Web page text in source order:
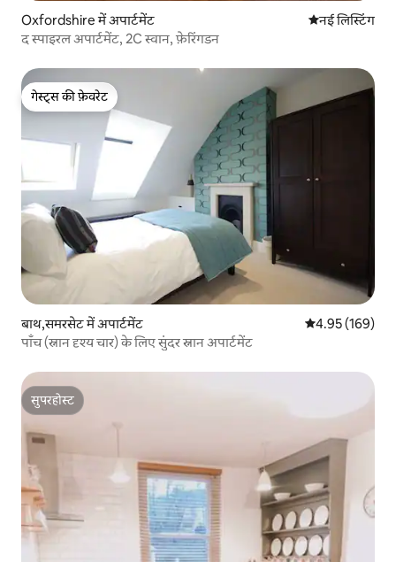
Oxfordshire में अपार्टमेंट ठहरने की नई
नई लिस्टिंग
द स्पाइरल अपार्टमेंट, 2C स्वान, फ़ेरिंगडन
गेस्ट्स की फ़ेवरेट
गेस्ट्स की फ़ेवरेट
बाथ,समरसेट में अपार्टमेंट औसत रेटिंग 5 में से
4.95 (169)
पाँच (स्नान दृश्य चार) के लिए सुंदर स्नान अपार्टमेंट
सुपरहोस्ट
सुपरहोस्ट